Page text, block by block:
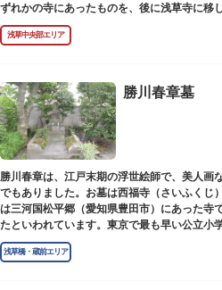
ずれかの寺にあったものを、後に浅草寺に移
現在は、五重塔北側の絵馬堂内に保管されて
なっていますが、不定期で行われる「伝法院
浅草中央部エリア
勝川春章墓
勝川春章は、江戸末期の浮世絵師で、美人画
でもありました。お墓は西福寺（さいふくじ
は三河国松平郷（愛知県豊田市）にあった寺
たといわれています。東京で最も早い公立小
発祥の地としても知られています。
浅草橋・蔵前エリア